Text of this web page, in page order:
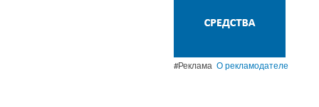
#Реклама О рекламодателе